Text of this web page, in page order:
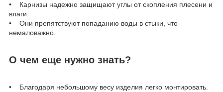
• Карнизы надежно защищают углы от скопления плесени и
влаги.
• Они препятствуют попаданию воды в стыки, что
немаловажно.
О чем еще нужно знать?
• Благодаря небольшому весу изделия легко монтировать.